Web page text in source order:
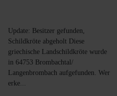
Update: Besitzer gefunden,
Schildkröte abgeholt Diese
griechische Landschildkröte wurde
in 64753 Brombachtal/
Langenbrombach aufgefunden. Wer
erke...